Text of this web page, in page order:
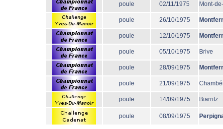
poule 02/11/1975 Mont-
poule 26/10/1975
poule 12/10/1975
poule 05/10/1975 Brive
poule 28/09/1975
poule 21/09/1975
poule 14/09/1975 Biarritz
poule 08/09/1975